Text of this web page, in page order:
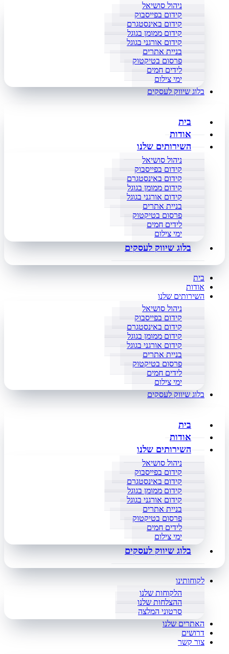
ניהול סושיאל
קידום בפייסבוק
קידום באינסטגרם
קידום ממומן בגוגל
קידום אורגני בגוגל
בניית אתרים
פרסום בטיקטוק
לידים חמים
ימי צילום
בלוג שיווק לעסקים
בית
אודות
השירותים שלנו
ניהול סושיאל
קידום בפייסבוק
קידום באינסטגרם
קידום ממומן בגוגל
קידום אורגני בגוגל
בניית אתרים
פרסום בטיקטוק
לידים חמים
ימי צילום
בלוג שיווק לעסקים
בית
אודות
השירותים שלנו
ניהול סושיאל
קידום בפייסבוק
קידום באינסטגרם
קידום ממומן בגוגל
קידום אורגני בגוגל
בניית אתרים
פרסום בטיקטוק
לידים חמים
ימי צילום
בלוג שיווק לעסקים
בית
אודות
השירותים שלנו
ניהול סושיאל
קידום בפייסבוק
קידום באינסטגרם
קידום ממומן בגוגל
קידום אורגני בגוגל
בניית אתרים
פרסום בטיקטוק
לידים חמים
ימי צילום
בלוג שיווק לעסקים
לקוחותינו
הלקוחות שלנו
ההצלחות שלנו
סרטוני המלצה
האתרים שלנו
דרושים
צור קשר